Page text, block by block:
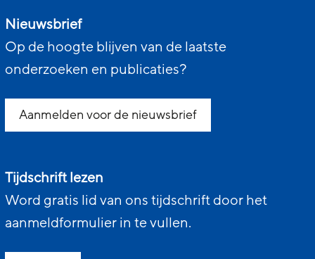
Nieuwsbrief
Op de hoogte blijven van de laatste
onderzoeken en publicaties?
Aanmelden voor de nieuwsbrief
Tijdschrift lezen
Word gratis lid van ons tijdschrift door het
aanmeldformulier in te vullen.